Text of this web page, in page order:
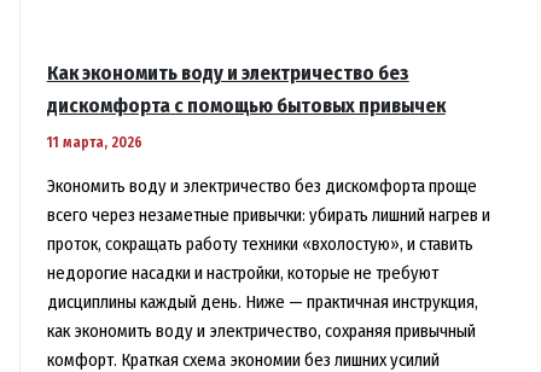
Как экономить воду и электричество без
дискомфорта с помощью бытовых привычек
11 марта, 2026
Экономить воду и электричество без дискомфорта проще
всего через незаметные привычки: убирать лишний нагрев и
проток, сокращать работу техники «вхолостую», и ставить
недорогие насадки и настройки, которые не требуют
дисциплины каждый день. Ниже — практичная инструкция,
как экономить воду и электричество, сохраняя привычный
комфорт. Краткая схема экономии без лишних усилий